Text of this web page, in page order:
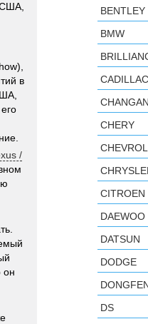
в
/
он
BENTLEY
BMW
CADILLAC
CHANGAN
CHERY
CITROEN
DAEWOO
DATSUN
DODGE
DS